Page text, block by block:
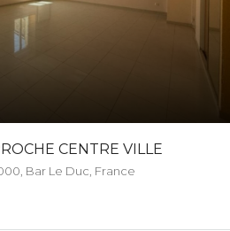
CENTRE VILLE
Bar Le Duc, France